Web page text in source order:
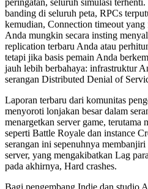
peringatan, seluruh simulasi
banding di seluruh peta, RPCs
kemudian, Connection timeout
Anda mungkin secara insting
replication terbaru Anda atau
tetapi jika basis pemain Anda
jauh lebih berbahaya: infrastruktur
serangan Distributed Denial of
Laporan terbaru dari komunitas
menyoroti lonjakan besar dalam
menargetkan server game, terutama
seperti Battle Royale dan instance
serangan ini sepenuhnya
server, yang mengakibatkan Lag
pada akhirnya, Hard crashes.